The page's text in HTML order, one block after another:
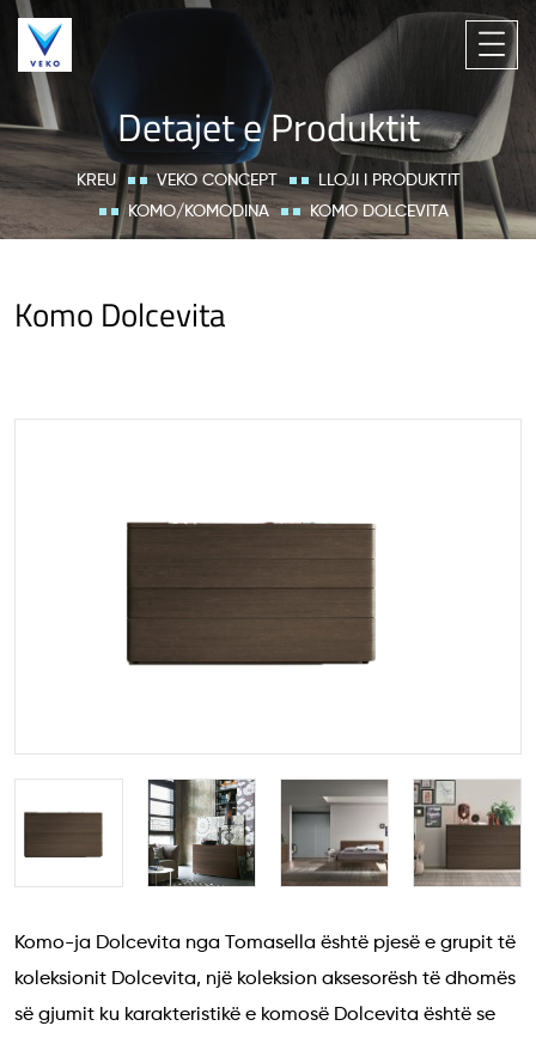
Detajet e Produktit
KREU VEKO CONCEPT
LLOJI I PRODUKTIT
KOMO/KOMODINA
KOMO DOLCEVITA
Komo Dolcevita
Komo-ja Dolcevita nga Tomasella është pjesë e grupit të
koleksionit Dolcevita, një koleksion aksesorësh të dhomës
së gjumit ku karakteristikë e komosë Dolcevita është se